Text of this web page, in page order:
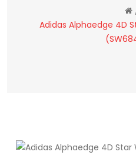
Adidas Alphaedge 4D